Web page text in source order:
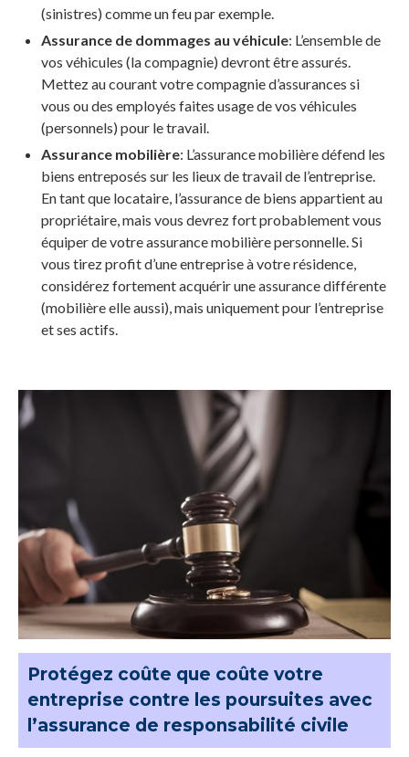
(sinistres) comme un feu par exemple.
Assurance de dommages au véhicule: L’ensemble de
vos véhicules (la compagnie) devront être assurés.
Mettez au courant votre compagnie d’assurances si
vous ou des employés faites usage de vos véhicules
(personnels) pour le travail.
Assurance mobilière: L’assurance mobilière défend les
biens entreposés sur les lieux de travail de l’entreprise.
En tant que locataire, l’assurance de biens appartient au
propriétaire, mais vous devrez fort probablement vous
équiper de votre assurance mobilière personnelle. Si
vous tirez profit d’une entreprise à votre résidence,
considérez fortement acquérir une assurance différente
(mobilière elle aussi), mais uniquement pour l’entreprise
et ses actifs.
Protégez coûte que coûte votre
entreprise contre les poursuites avec
l’assurance de responsabilité civile